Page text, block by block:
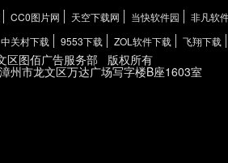
CC0图片网 天空下载网 当快软件园
非凡软
中关村下载 9553下载 ZOL软件下载 飞翔下载
区图佰广告服务部 版权所有
州市龙文区万达广场写字楼B座1603室